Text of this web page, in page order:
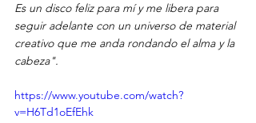
Es un disco feliz para mí y me libera para
seguir adelante con un universo de material
creativo que me anda rondando el alma y la
cabeza".
https://www.youtube.com/watch?
v=H6Td1oEfEhk